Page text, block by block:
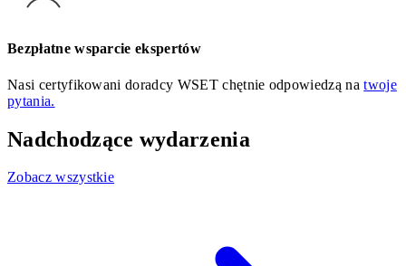
Bezpłatne wsparcie ekspertów
Nasi certyfikowani doradcy WSET chętnie odpowiedzą natwoje
pytania.
Nadchodzące wydarzenia
Zobacz wszystkie